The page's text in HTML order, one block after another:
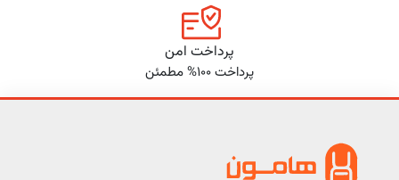
پرداخت امن
پرداخت 100% مطمئن